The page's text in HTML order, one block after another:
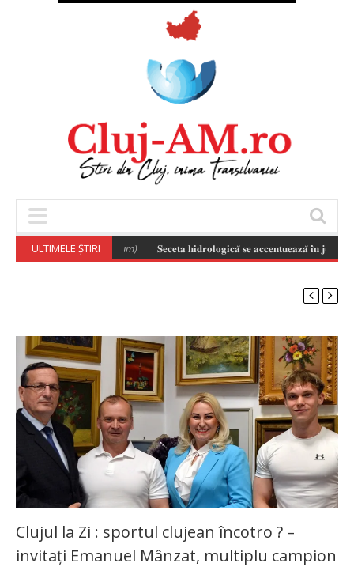
ULTIMELE ȘTIRI 𝐒𝐞𝐜𝐞𝐭𝐚 𝐡𝐢𝐝𝐫𝐨𝐥𝐨𝐠𝐢𝐜𝐚̆ 𝐬𝐞 𝐚𝐜𝐜𝐞𝐧𝐭𝐮𝐞𝐚𝐳𝐚̆ 𝐢̂𝐧 𝐣𝐮𝐝𝐞𝐭̦𝐮𝐥 𝐂𝐥𝐮𝐣
Clujul la Zi : sportul clujean încotro ? –
invitați Emanuel Mânzat, multiplu campion